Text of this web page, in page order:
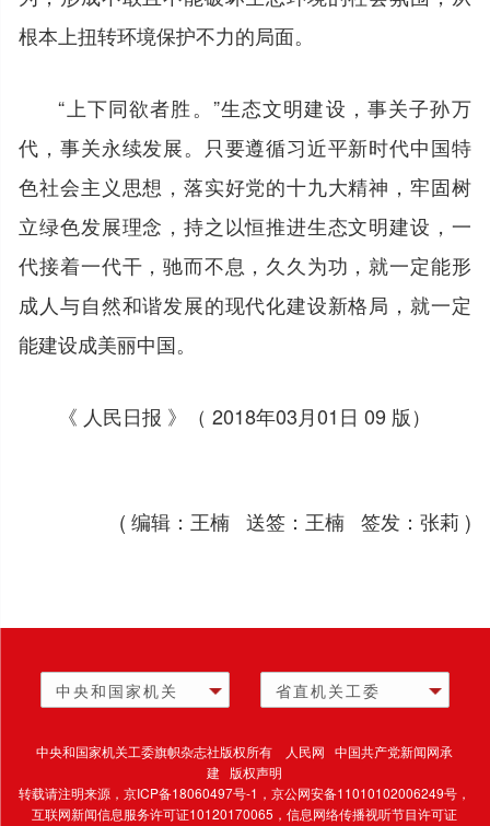
根本上扭转环境保护不力的局面。
“上下同欲者胜。”生态文明建设，事关子孙万
代，事关永续发展。只要遵循习近平新时代中国特
色社会主义思想，落实好党的十九大精神，牢固树
立绿色发展理念，持之以恒推进生态文明建设，一
代接着一代干，驰而不息，久久为功，就一定能形
成人与自然和谐发展的现代化建设新格局，就一定
能建设成美丽中国。
《 人民日报 》（ 2018年03月01日 09 版）
( 编辑：王楠 送签：王楠 签发：张莉 )
中央和国家机关 省直机关工委
中央和国家机关工委旗帜杂志社版权所有 人民网 中国共产党新闻网承
建 版权声明
转载请注明来源，京ICP备18060497号-1 ，京公网安备11010102006249号，
互联网新闻信息服务许可证10120170065，信息网络传播视听节目许可证